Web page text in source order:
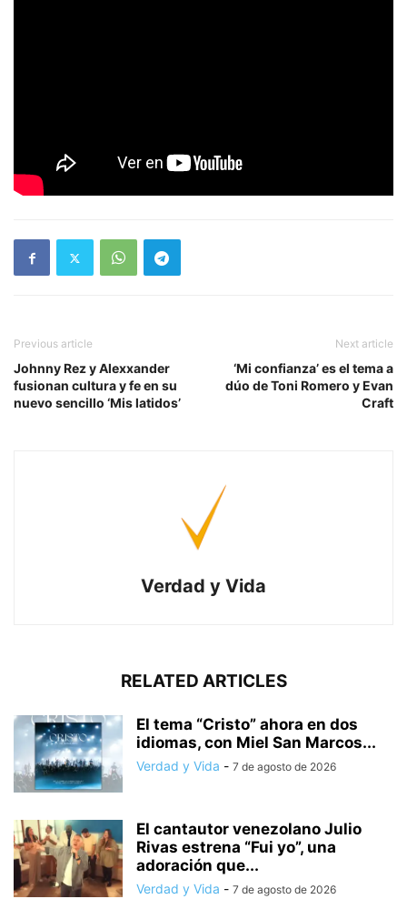
Previous article
Johnny Rez y Alexxander
fusionan cultura y fe en su
nuevo sencillo ‘Mis latidos’
Next article
‘Mi confianza’ es el tema a
dúo de Toni Romero y Evan
Craft
Verdad y Vida
RELATED ARTICLES
El tema “Cristo” ahora en dos
idiomas, con Miel San Marcos...
Verdad y Vida - 7 de agosto de 2026
El cantautor venezolano Julio
Rivas estrena “Fui yo”, una
adoración que...
Verdad y Vida - 7 de agosto de 2026